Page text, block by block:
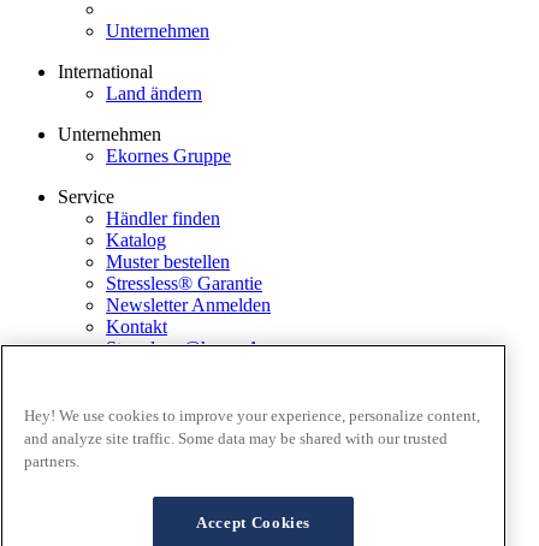
Unternehmen
International
Land ändern
Unternehmen
Ekornes Gruppe
Service
Händler finden
Katalog
Muster bestellen
Stressless® Garantie
Newsletter Anmelden
Kontakt
Stressless @home App
Ekornes Media Portal
Geschäftsbedingungen
Cookies
FAQ Lieferung and Rücksendungen
Hey! We use cookies to improve your experience, personalize content,
and analyze site traffic. Some data may be shared with our trusted
partners.
Accept Cookies